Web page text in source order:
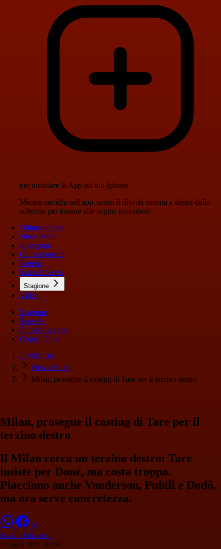
per installare la App sul tuo Iphone.
Mentre navighi nell'app, scorri il dito da sinistra a destra dello
schermo per tornare alle pagine precedenti
Ultime notizie
News Milan
Rassegna
Calciomercato
Pagelle
Serie A News
Stagione
Video
Stagione
Serie A
Europa League
Coppa Italia
Il Milanista
News Milan
Milan, prosegue il casting di Tare per il terzino destro
Milan, prosegue il casting di Tare per il
terzino destro
Il Milan cerca un terzino destro: Tare
insiste per Doué, ma costa troppo.
Piacciono anche Vanderson, Pubill e Dodô,
ma ora serve concretezza.
Stefania Palminteri
13 luglio 2025 - 17:50